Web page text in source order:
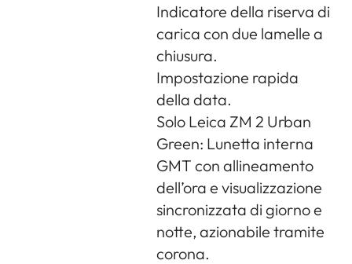
Indicatore della riserva di
carica con due lamelle a
chiusura.
Impostazione rapida
della data.
Solo Leica ZM 2 Urban
Green: Lunetta interna
GMT con allineamento
dell’ora e visualizzazione
sincronizzata di giorno e
notte, azionabile tramite
corona.